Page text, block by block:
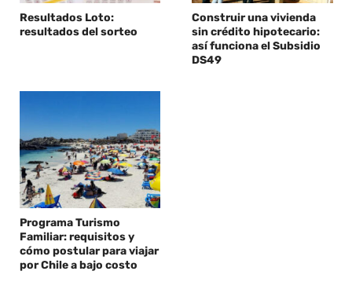
Resultados Loto:
resultados del sorteo
Construir una vivienda
sin crédito hipotecario:
así funciona el Subsidio
DS49
Programa Turismo
Familiar: requisitos y
cómo postular para viajar
por Chile a bajo costo